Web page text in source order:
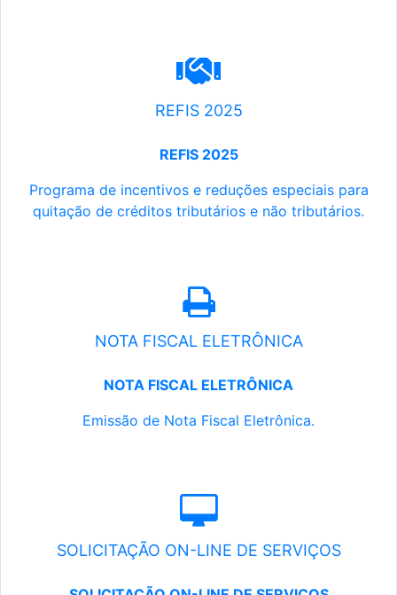
REFIS 2025
REFIS 2025
Programa de incentivos e reduções especiais para
quitação de créditos tributários e não tributários.
NOTA FISCAL ELETRÔNICA
NOTA FISCAL ELETRÔNICA
Emissão de Nota Fiscal Eletrônica.
SOLICITAÇÃO ON-LINE DE SERVIÇOS